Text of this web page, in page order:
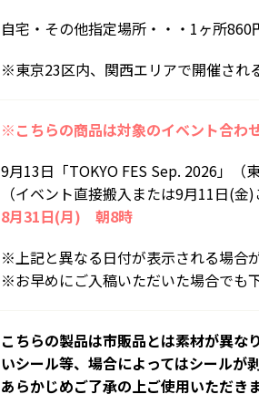
自宅・その他指定場所・・・1ヶ所
※東京23区内、関西エリアで開催され
※こちらの商品は対象のイベント合わ
9月13日「TOKYO FES Sep. 2026」（
（イベント直接搬入または9月11日(金
8月31日(月) 朝8時
※上記と異なる日付が表示される場合
※お早めにご入稿いただいた場合でも
こちらの製品は市販品とは素材が異な
いシール等、場合によってはシールが
あらかじめご了承の上ご使用いただき